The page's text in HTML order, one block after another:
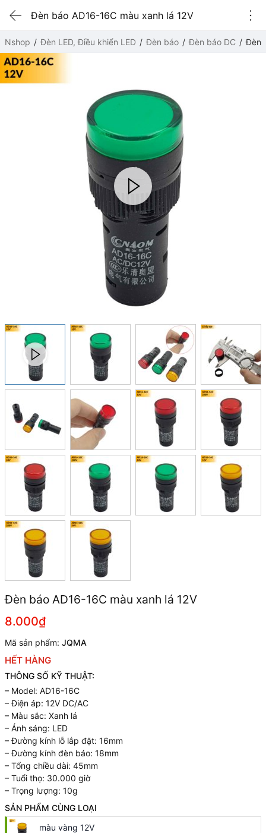
Đèn báo AD16-16C màu xanh lá 12V
Nshop Đèn LED, Điều khiển LED Đèn báo Đèn báo DC Đèn
Đèn báo AD16-16C màu xanh lá 12V
8.000₫
Mã sản phẩm: JQMA
HẾT HÀNG
THÔNG SỐ KỸ THUẬT:
– Model: AD16-16C
– Điện áp: 12V DC/AC
– Màu sắc: Xanh lá
– Ánh sáng: LED
– Đường kính lỗ lắp đặt: 16mm
– Đường kính đèn báo: 18mm
– Tổng chiều dài: 45mm
– Tuổi thọ: 30.000 giờ
– Trọng lượng: 10g
SẢN PHẨM CÙNG LOẠI
màu vàng 12V